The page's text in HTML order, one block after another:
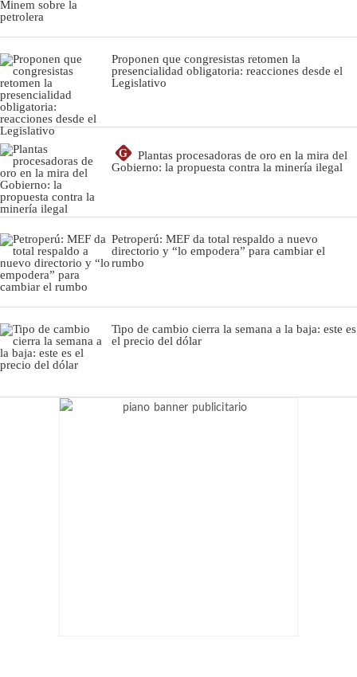
Proponen que congresistas retomen la
presencialidad obligatoria: reacciones desde el
Legislativo
G
Plantas procesadoras de oro en la mira del
Gobierno: la propuesta contra la minería ilegal
Petroperú: MEF da total respaldo a nuevo
directorio y “lo empodera” para cambiar el
rumbo
Tipo de cambio cierra la semana a la baja: este es
el precio del dólar